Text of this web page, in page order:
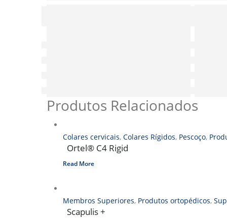
Produtos Relacionados
Colares cervicais, Colares Rígidos, Pescoço,
Ortel® C4 Rigid
Read More
Membros Superiores, Produtos ortopédicos,
Scapulis +